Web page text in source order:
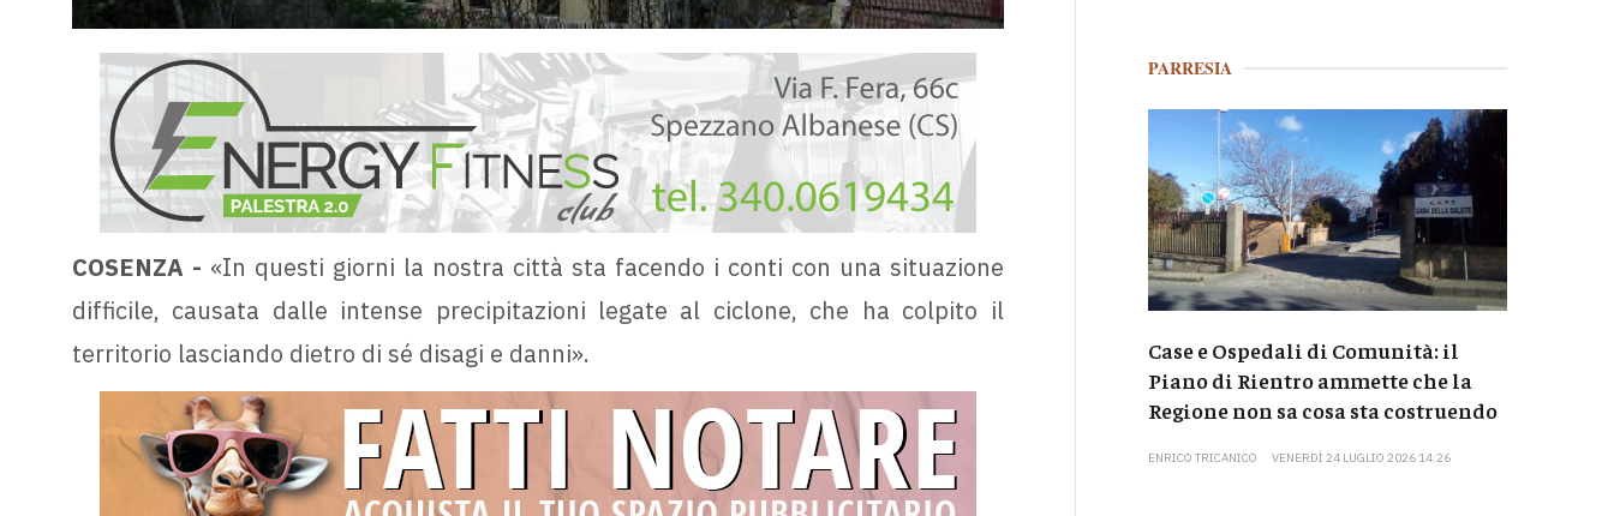
COSENZA - «In questi giorni la nostra città sta facendo i conti con una situazione
difficile, causata dalle intense precipitazioni legate al ciclone, che ha colpito il
territorio lasciando dietro di sé disagi e danni».
PARRESIA
Case e Ospedali di Comunità: il
Piano di Rientro ammette che la
Regione non sa cosa sta costruendo
ENRICO TRICANICO VENERDÌ 24 LUGLIO 2026 14:26